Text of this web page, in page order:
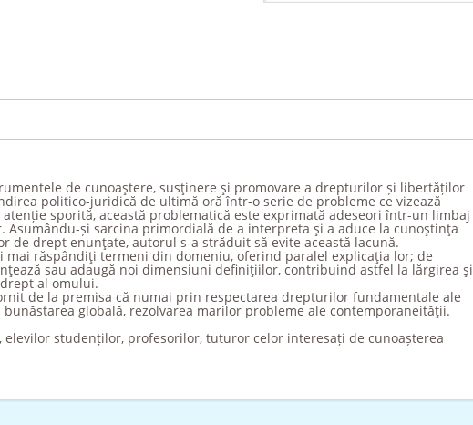
de cunoaştere, susţinere şi promovare a drepturilor și libertăților
politico-juridică de ultimă oră într-o serie de probleme ce vizează
sporită, această problematică este exprimată adeseori într-un limbaj
Asumându-și sarcina primordială de a interpreta şi a aduce la cunoştinţa
de drept enunţate, autorul s-a străduit să evite această lacună.
mai răspândiţi termeni din domeniu, oferind paralel explicaţia lor; de
sau adaugă noi dimensiuni definiţiilor, contribuind astfel la lărgirea şi
al omului.
de la premisa că numai prin respectarea drepturilor fundamentale ale
globală, rezolvarea marilor probleme ale contemporaneităţii.
studenților, profesorilor, tuturor celor interesați de cunoașterea